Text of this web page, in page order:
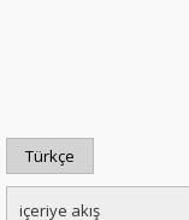
Türkçe